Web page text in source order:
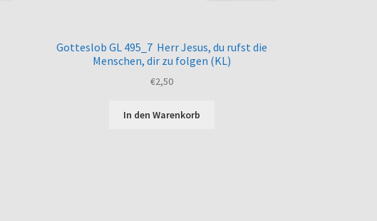
Gotteslob GL 495_7 Herr Jesus, du rufst die
Menschen, dir zu folgen (KL)
€2,50
In den Warenkorb